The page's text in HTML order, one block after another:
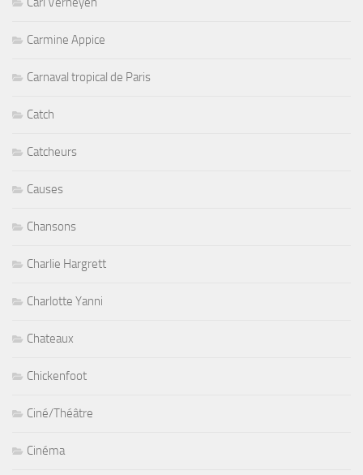
Carmine Appice
Carnaval tropical de Paris
Catch
Catcheurs
Causes
Chansons
Charlie Hargrett
Charlotte Yanni
Chateaux
Chickenfoot
Ciné/Théâtre
Cinéma